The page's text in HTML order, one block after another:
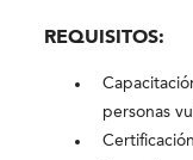
REQUISITOS:
personas